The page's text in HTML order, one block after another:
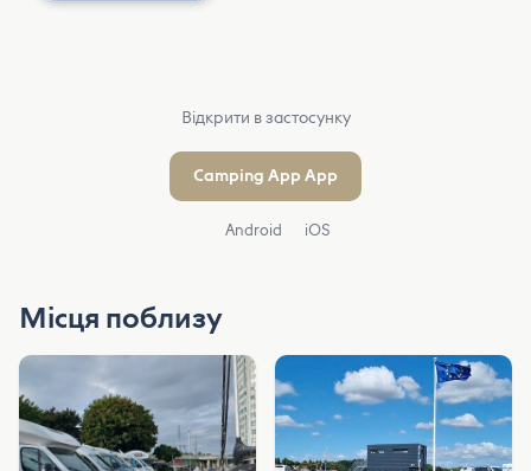
Відкрити в застосунку
Camping App App
Android iOS
Місця поблизу